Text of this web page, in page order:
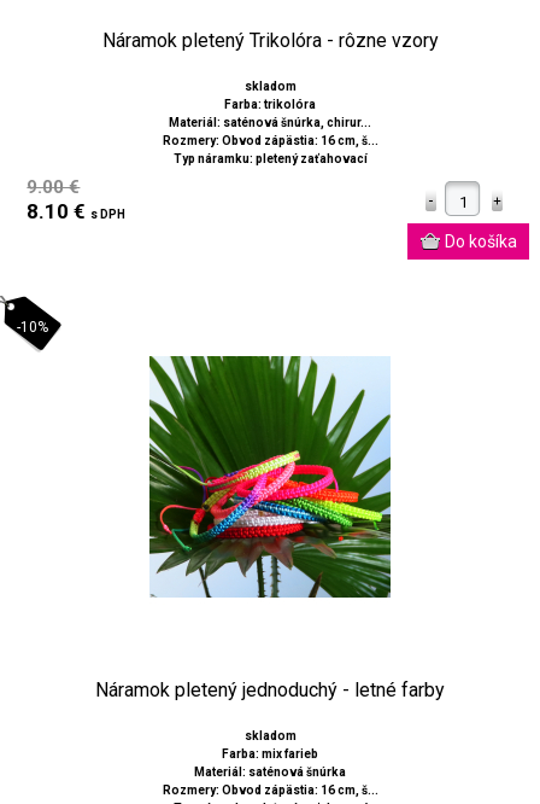
Náramok pletený Trikolóra - rôzne vzory
skladom
Farba: trikolóra
Materiál: saténová šnúrka, chirur...
Rozmery: Obvod zápästia: 16 cm, š...
Typ náramku: pletený zaťahovací
9.00 €
8.10 € s DPH
-10%
Náramok pletený jednoduchý - letné farby
skladom
Farba: mix farieb
Materiál: saténová šnúrka
Rozmery: Obvod zápästia: 16 cm, š...